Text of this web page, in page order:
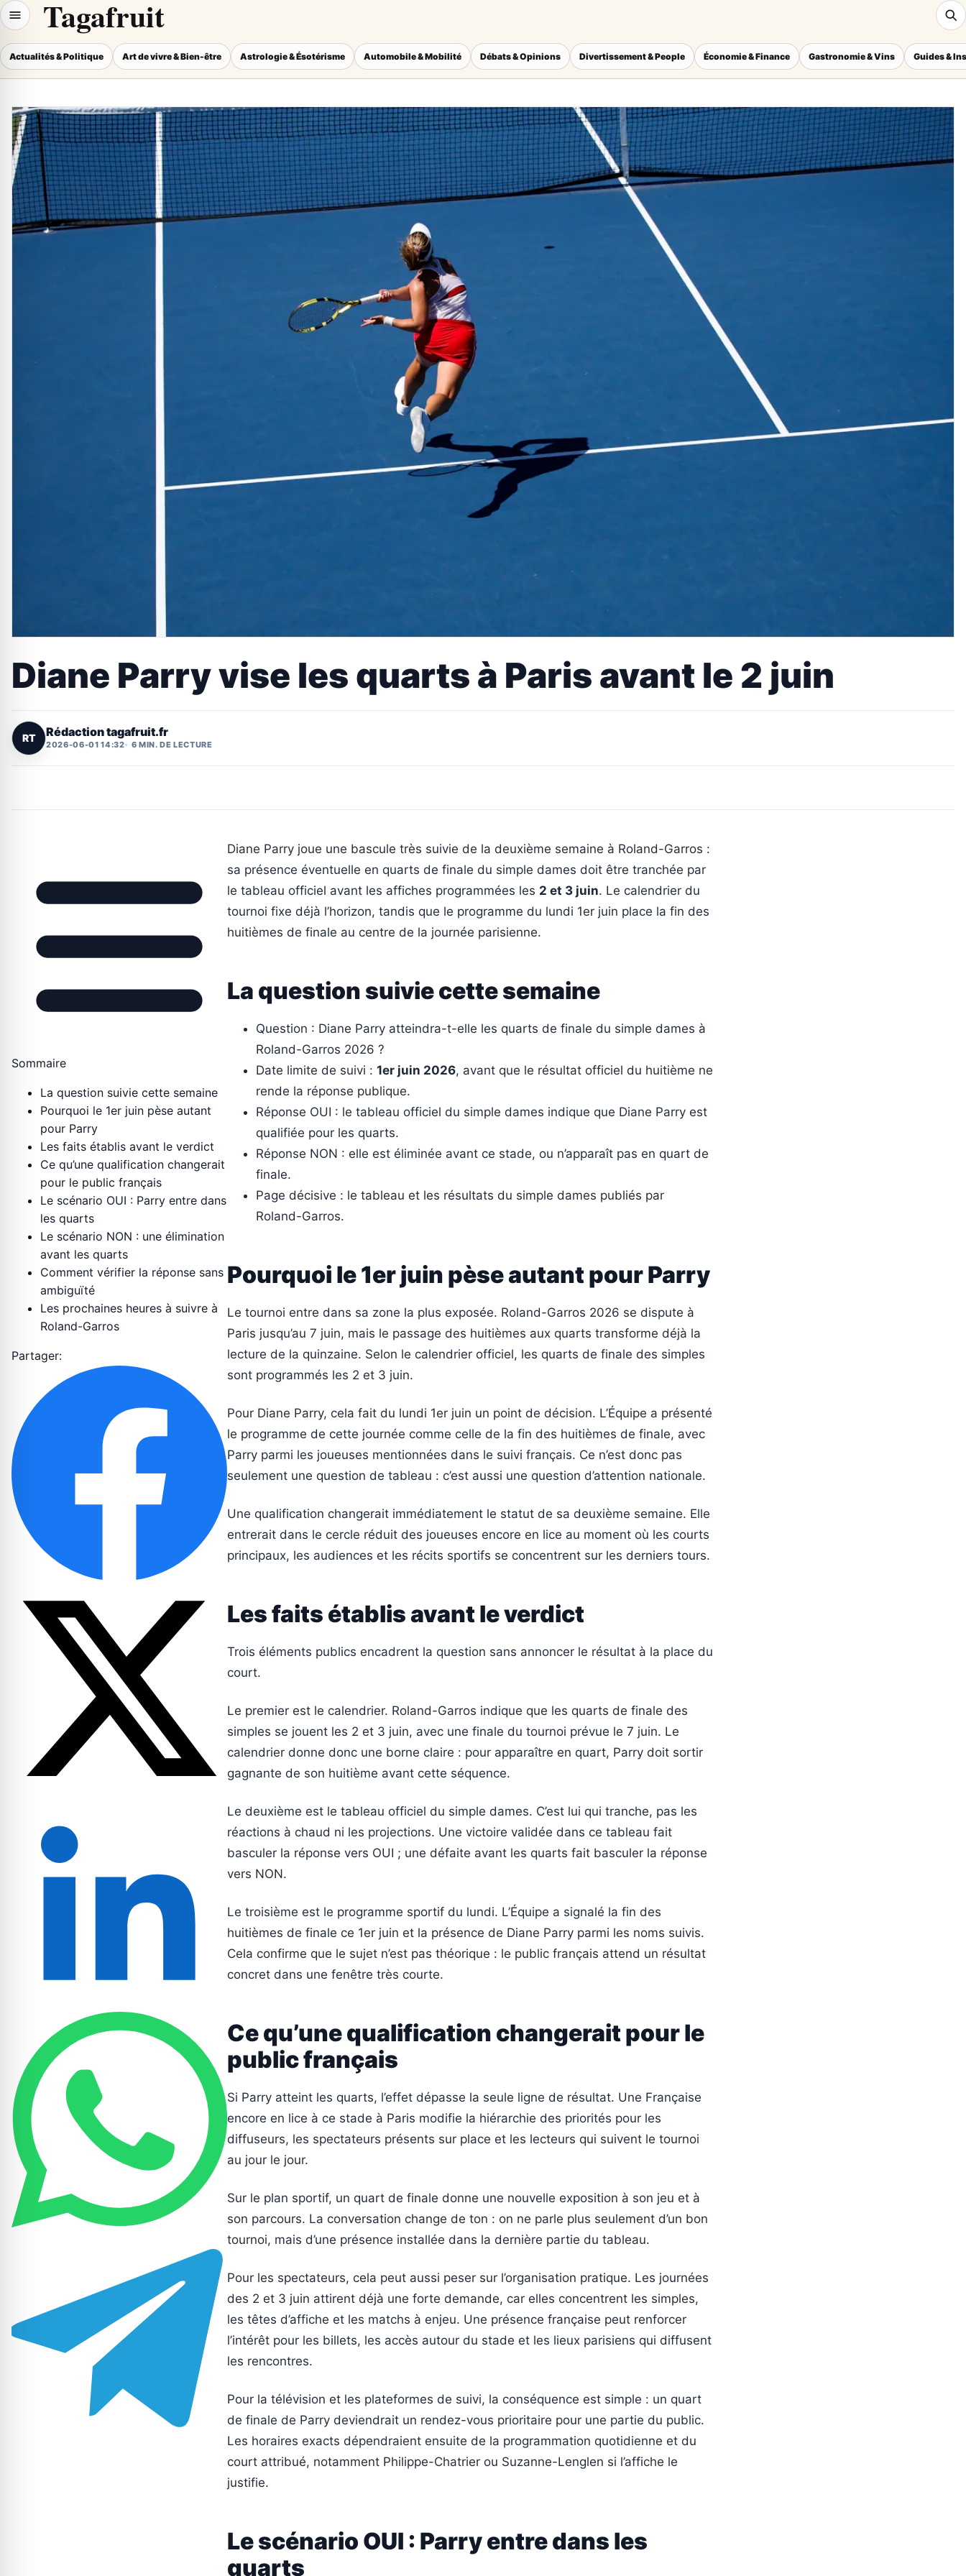
Tagafruit
Actualités & Politique Art de vivre & Bien-être Astrologie & Ésotérisme Automobile & Mobilité Débats & Opinions Divertissement & People Économie & Finance Gastronomie & Vins Guides &
Diane Parry vise les quarts à Paris avant le 2 juin
RT Rédaction tagafruit.fr
2026-06-01 14:32 6 MIN. DE LECTURE
Sommaire
La question suivie cette semaine
Pourquoi le 1er juin pèse autant
pour Parry
Les faits établis avant le verdict
Ce qu’une qualification changerait
pour le public français
Le scénario OUI : Parry entre dans
les quarts
Le scénario NON : une élimination
avant les quarts
Comment vérifier la réponse sans
ambiguïté
Les prochaines heures à suivre à
Roland-Garros
Partager:
Diane Parry joue une bascule très suivie de la deuxième semaine à Roland-Garros :
sa présence éventuelle en quarts de finale du simple dames doit être tranchée par
le tableau officiel avant les affiches programmées les 2 et 3 juin. Le calendrier du
tournoi fixe déjà l’horizon, tandis que le programme du lundi 1er juin place la fin des
huitièmes de finale au centre de la journée parisienne.
La question suivie cette semaine
Question : Diane Parry atteindra-t-elle les quarts de finale du simple dames à
Roland-Garros 2026 ?
Date limite de suivi : 1er juin 2026, avant que le résultat officiel du huitième ne
rende la réponse publique.
Réponse OUI : le tableau officiel du simple dames indique que Diane Parry est
qualifiée pour les quarts.
Réponse NON : elle est éliminée avant ce stade, ou n’apparaît pas en quart de
finale.
Page décisive : le tableau et les résultats du simple dames publiés par
Roland-Garros.
Pourquoi le 1er juin pèse autant pour Parry
Le tournoi entre dans sa zone la plus exposée. Roland-Garros 2026 se dispute à
Paris jusqu’au 7 juin, mais le passage des huitièmes aux quarts transforme déjà la
lecture de la quinzaine. Selon le calendrier officiel, les quarts de finale des simples
sont programmés les 2 et 3 juin.
Pour Diane Parry, cela fait du lundi 1er juin un point de décision. L’Équipe a présenté
le programme de cette journée comme celle de la fin des huitièmes de finale, avec
Parry parmi les joueuses mentionnées dans le suivi français. Ce n’est donc pas
seulement une question de tableau : c’est aussi une question d’attention nationale.
Une qualification changerait immédiatement le statut de sa deuxième semaine. Elle
entrerait dans le cercle réduit des joueuses encore en lice au moment où les courts
principaux, les audiences et les récits sportifs se concentrent sur les derniers tours.
Les faits établis avant le verdict
Trois éléments publics encadrent la question sans annoncer le résultat à la place du
court.
Le premier est le calendrier. Roland-Garros indique que les quarts de finale des
simples se jouent les 2 et 3 juin, avec une finale du tournoi prévue le 7 juin. Le
calendrier donne donc une borne claire : pour apparaître en quart, Parry doit sortir
gagnante de son huitième avant cette séquence.
Le deuxième est le tableau officiel du simple dames. C’est lui qui tranche, pas les
réactions à chaud ni les projections. Une victoire validée dans ce tableau fait
basculer la réponse vers OUI ; une défaite avant les quarts fait basculer la réponse
vers NON.
Le troisième est le programme sportif du lundi. L’Équipe a signalé la fin des
huitièmes de finale ce 1er juin et la présence de Diane Parry parmi les noms suivis.
Cela confirme que le sujet n’est pas théorique : le public français attend un résultat
concret dans une fenêtre très courte.
Ce qu’une qualification changerait pour le
public français
Si Parry atteint les quarts, l’effet dépasse la seule ligne de résultat. Une Française
encore en lice à ce stade à Paris modifie la hiérarchie des priorités pour les
diffuseurs, les spectateurs présents sur place et les lecteurs qui suivent le tournoi
au jour le jour.
Sur le plan sportif, un quart de finale donne une nouvelle exposition à son jeu et à
son parcours. La conversation change de ton : on ne parle plus seulement d’un bon
tournoi, mais d’une présence installée dans la dernière partie du tableau.
Pour les spectateurs, cela peut aussi peser sur l’organisation pratique. Les journées
des 2 et 3 juin attirent déjà une forte demande, car elles concentrent les simples,
les têtes d’affiche et les matchs à enjeu. Une présence française peut renforcer
l’intérêt pour les billets, les accès autour du stade et les lieux parisiens qui diffusent
les rencontres.
Pour la télévision et les plateformes de suivi, la conséquence est simple : un quart
de finale de Parry deviendrait un rendez-vous prioritaire pour une partie du public.
Les horaires exacts dépendraient ensuite de la programmation quotidienne et du
court attribué, notamment Philippe-Chatrier ou Suzanne-Lenglen si l’affiche le
justifie.
Le scénario OUI : Parry entre dans les
quarts